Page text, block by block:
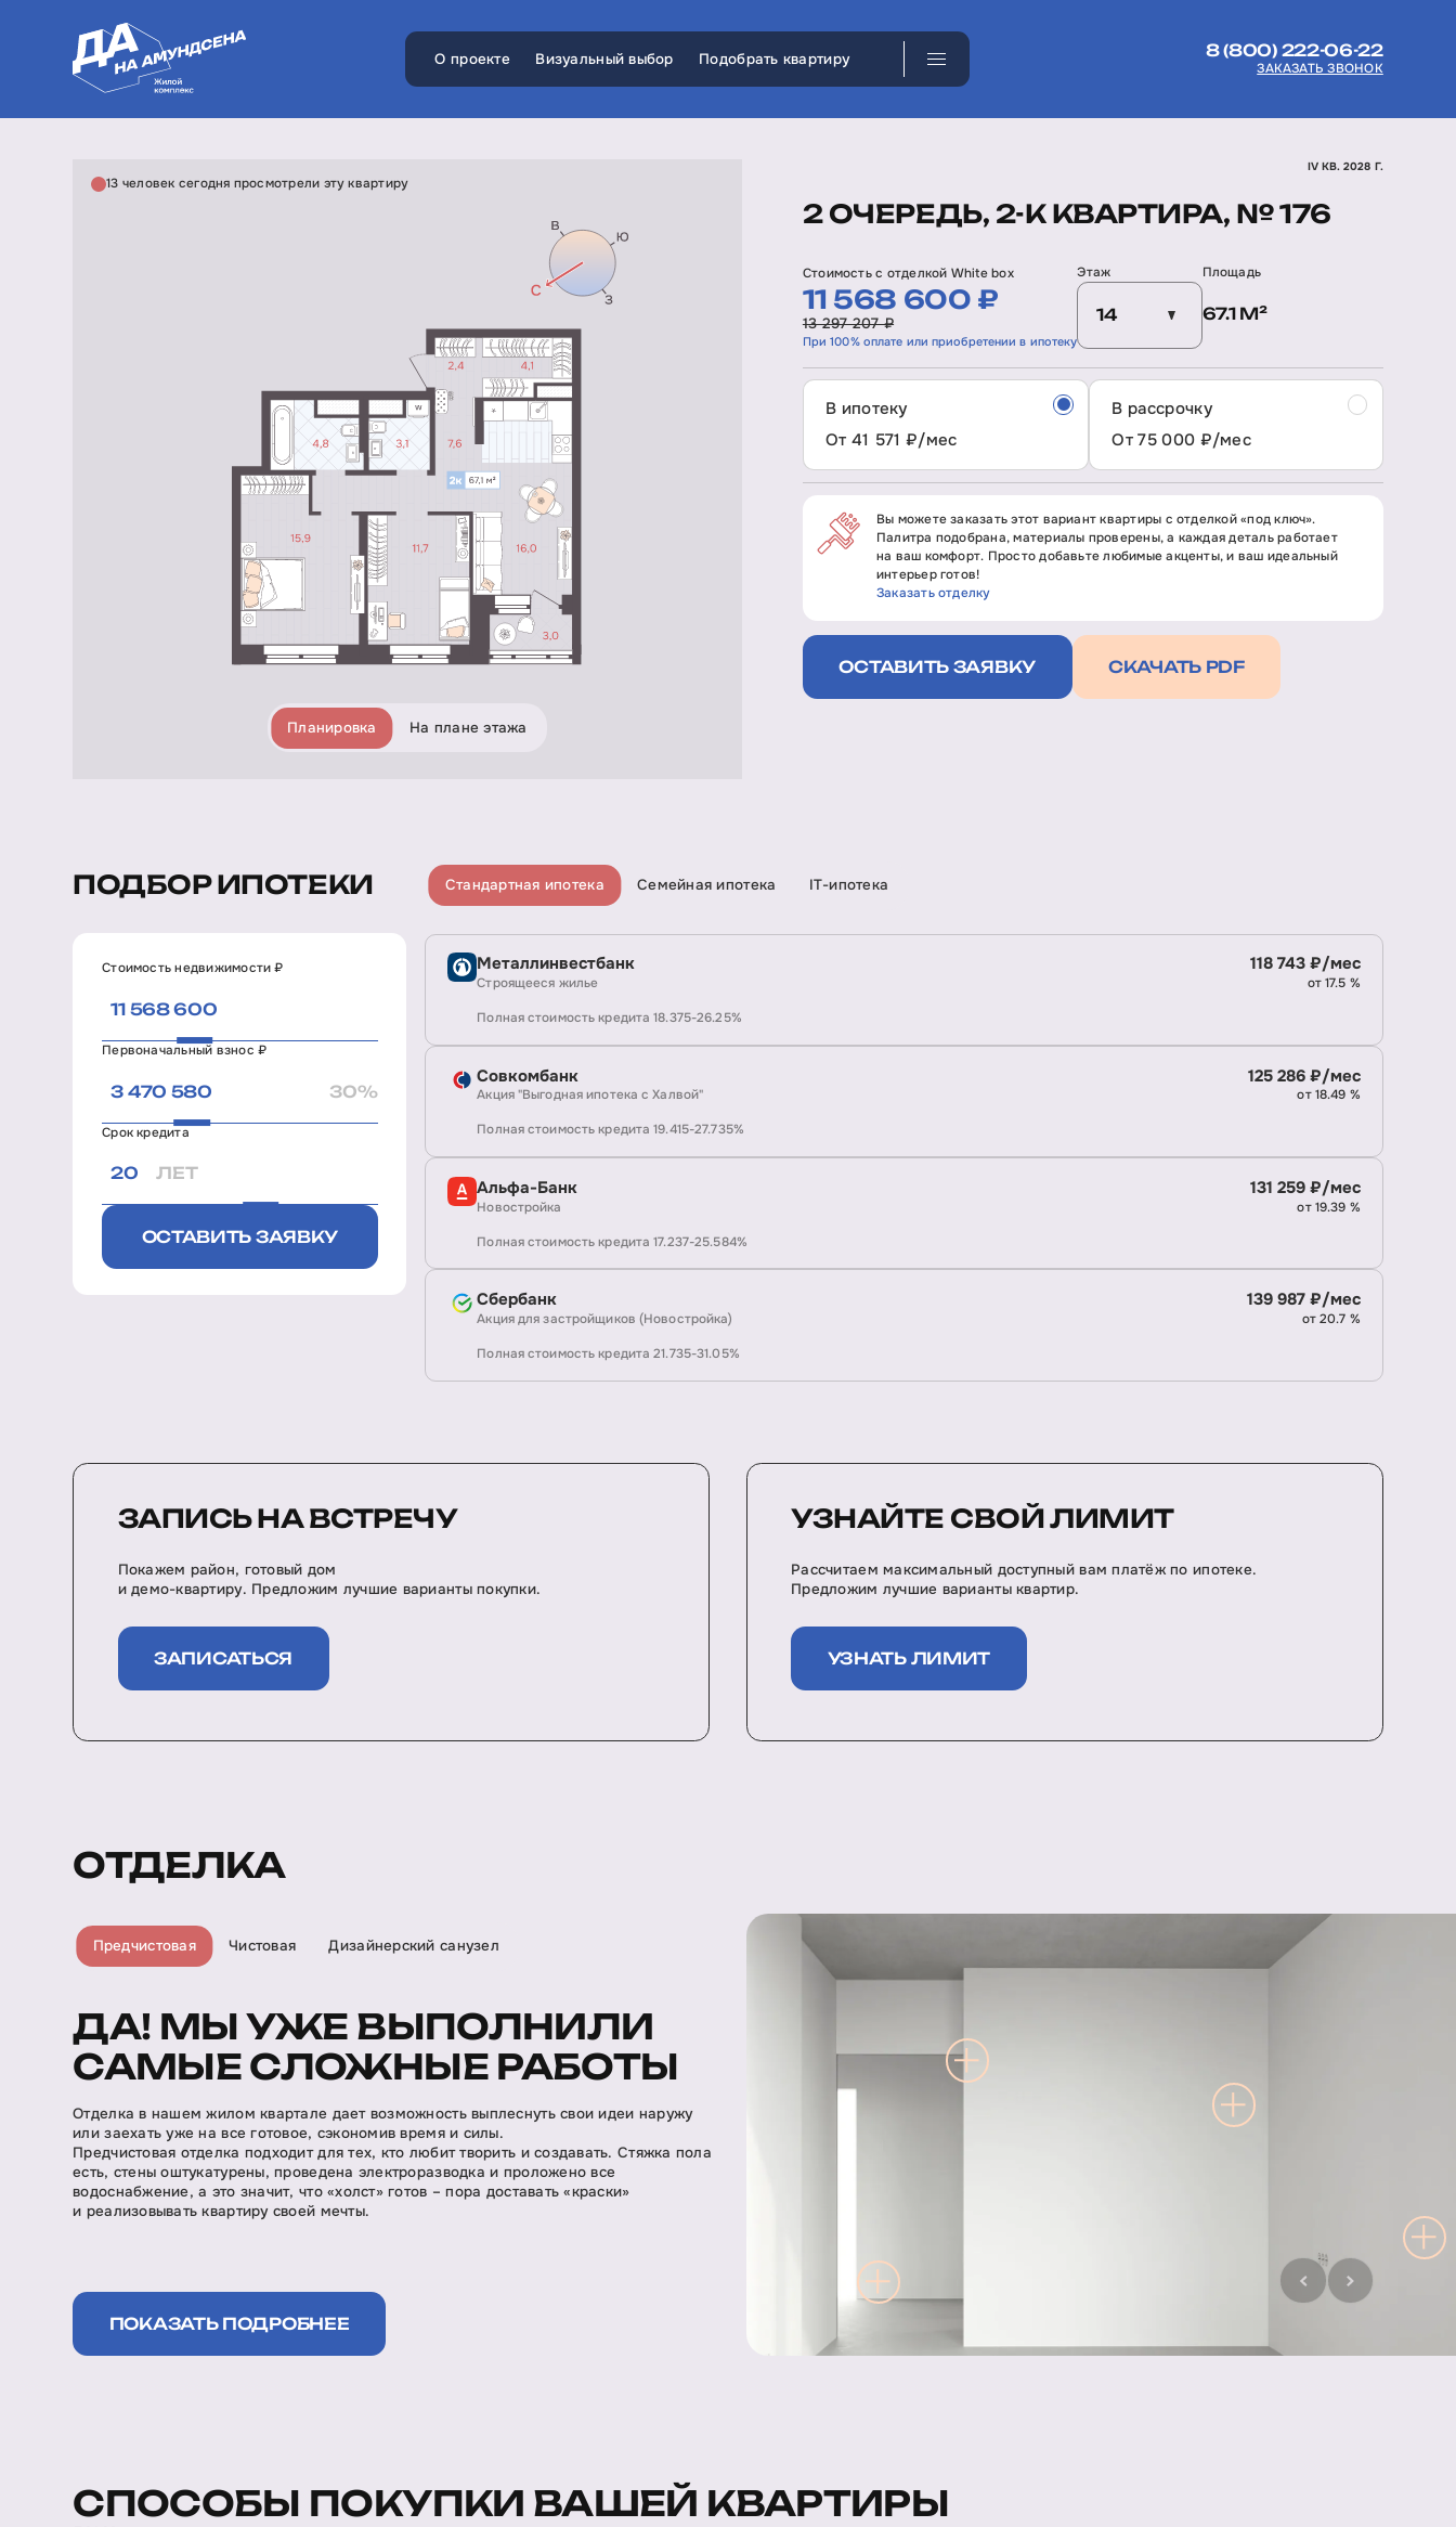
О проекте Визуальный выбор Подобрать квартиру 8 (800) 222-06-22
ЗАКАЗАТЬ ЗВОНОК
13 человек сегодня просмотрели эту квартиру
Планировка На плане этажа
IV КВ. 2028 Г.
2 ОЧЕРЕДЬ, 2-К КВАРТИРА, № 176
Стоимость с отделкой White box
11 568 600 ₽
13 297 207 ₽
При 100% оплате или приобретении в ипотеку
Этаж
14
Площадь
67.1 М²
В ипотеку
От 41 571 ₽/мес
В рассрочку
От 75 000 ₽/мес
Вы можете заказать этот вариант квартиры с отделкой «под ключ».
Палитра подобрана, материалы проверены, а каждая деталь работает
на ваш комфорт. Просто добавьте любимые акценты, и ваш идеальный
интерьер готов!
Заказать отделку
ОСТАВИТЬ ЗАЯВКУ СКАЧАТЬ PDF
ПОДБОР ИПОТЕКИ
Стоимость недвижимости ₽
Первоначальный взнос ₽
30%
Срок кредита
ЛЕТ
ОСТАВИТЬ ЗАЯВКУ
Стандартная ипотека Семейная ипотека IT-ипотека
Металлинвестбанк
Строящееся жилье
Полная стоимость кредита 18.375-26.25%
118 743 ₽/мес
от 17.5 %
Совкомбанк
Акция "Выгодная ипотека с Халвой"
Полная стоимость кредита 19.415-27.735%
125 286 ₽/мес
от 18.49 %
Альфа-Банк
Новостройка
Полная стоимость кредита 17.237-25.584%
131 259 ₽/мес
от 19.39 %
Сбербанк
Акция для застройщиков (Новостройка)
Полная стоимость кредита 21.735-31.05%
139 987 ₽/мес
от 20.7 %
ЗАПИСЬ НА ВСТРЕЧУ
Покажем район, готовый дом
и демо-квартиру. Предложим лучшие варианты покупки.
ЗАПИСАТЬСЯ
УЗНАЙТЕ СВОЙ ЛИМИТ
Рассчитаем максимальный доступный вам платёж по ипотеке.
Предложим лучшие варианты квартир.
УЗНАТЬ ЛИМИТ
ОТДЕЛКА
Предчистовая Чистовая Дизайнерский санузел
ДА! МЫ УЖЕ ВЫПОЛНИЛИ
САМЫЕ СЛОЖНЫЕ РАБОТЫ
Отделка в нашем жилом квартале дает возможность выплеснуть свои идеи наружу
или заехать уже на все готовое, сэкономив время и силы.
Предчистовая отделка подходит для тех, кто любит творить и создавать. Стяжка пола
есть, стены оштукатурены, проведена электроразводка и проложено все
водоснабжение, а это значит, что «холст» готов – пора доставать «краски»
и реализовывать квартиру своей мечты.
ПОКАЗАТЬ ПОДРОБНЕЕ
СПОСОБЫ ПОКУПКИ ВАШЕЙ КВАРТИРЫ